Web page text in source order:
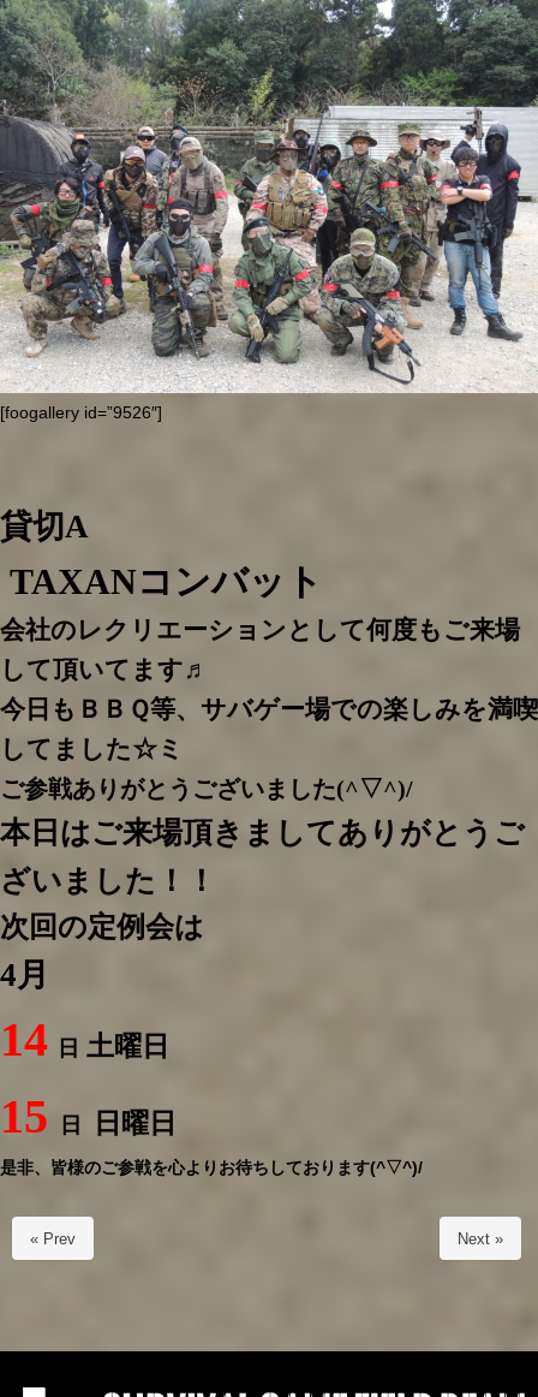
[foogallery id=”9526″]
貸切A
TAXANコンバット
会社のレクリエーションとして何度もご来場
して頂いてます♬
今日もＢＢＱ等、サバゲー場での楽しみを満喫
してました☆ミ
ご参戦ありがとうございました(^▽^)/
本日はご来場頂きましてありがとうご
ざいました！！
次回の定例会は
4月
14 日 土曜日
15 日 日曜日
是非、皆様のご参戦を心よりお待ちしております(^▽^)/
« Prev Next »